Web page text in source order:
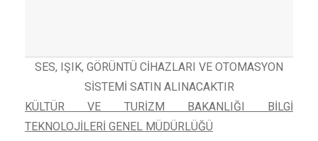
SES, IŞIK, GÖRÜNTÜ CİHAZLARI VE OTOMASYON
SİSTEMİ SATIN ALINACAKTIR
KÜLTÜR VE TURİZM BAKANLIĞI BİLGİ
TEKNOLOJİLERİ GENEL MÜDÜRLÜĞÜ